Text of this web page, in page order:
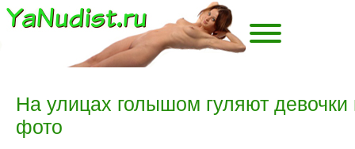
На улицах голышом гуляют девочки
фото